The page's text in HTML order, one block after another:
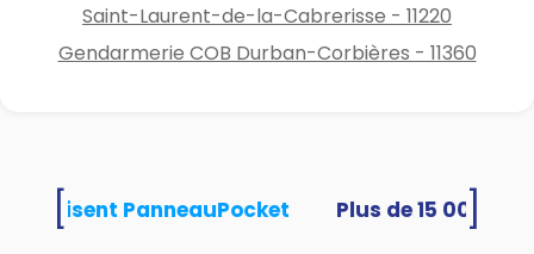
Saint-Laurent-de-la-Cabrerisse - 11220
Gendarmerie COB Durban-Corbières - 11360
utilisent PanneauPocket